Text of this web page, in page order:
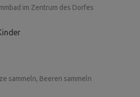
im Zentrum des Dorfes
sammeln, Beeren sammeln